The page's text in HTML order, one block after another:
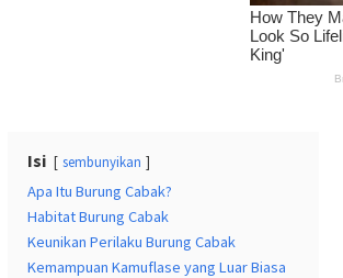
Isi sembunyikan
Apa Itu Burung Cabak?
Habitat Burung Cabak
Keunikan Perilaku Burung Cabak
Kemampuan Kamuflase yang Luar Biasa